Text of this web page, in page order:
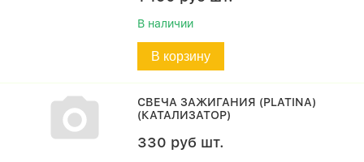
В наличии
В корзину
СВЕЧА ЗАЖИГАНИЯ (PLATINA)
(КАТАЛИЗАТОР)
330 руб шт.